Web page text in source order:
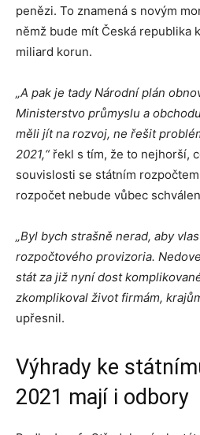
penězi. To znamená s novým
němž bude mít Česká republika
miliard korun.
„A pak je tady Národní plán
Ministerstvo průmyslu a
měli jít na rozvoj, ne řešit
2021,“ řekl s tím, že to nejhorší,
souvislosti se státním
rozpočet nebude vůbec
„Byl bych strašně nerad, aby
rozpočtového provizoria.
stát za již nyní dost
zkomplikoval život firmám,
upřesnil.
Výhrady ke
2021 mají i odbory